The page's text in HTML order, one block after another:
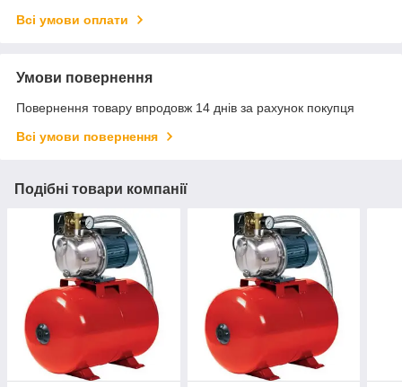
Всі умови оплати
Умови повернення
Повернення товару впродовж 14 днів за рахунок покупця
Всі умови повернення
Подібні товари компанії